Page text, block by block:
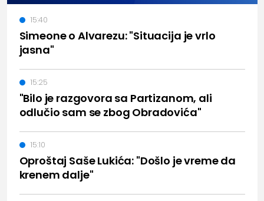
Simeone o Alvarezu: "Situacija je vrlo
jasna"
15:40
"Bilo je razgovora sa Partizanom, ali
odlučio sam se zbog Obradovića"
15:25
Oproštaj Saše Lukića: "Došlo je vreme da
krenem dalje"
15:10